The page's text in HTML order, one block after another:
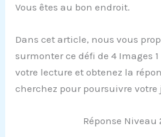
Vous êtes au bon endroit.
Dans cet article, nous vous
surmonter ce défi de 4 Images
votre lecture et obtenez la
cherchez pour poursuivre votre
Réponse Niveau